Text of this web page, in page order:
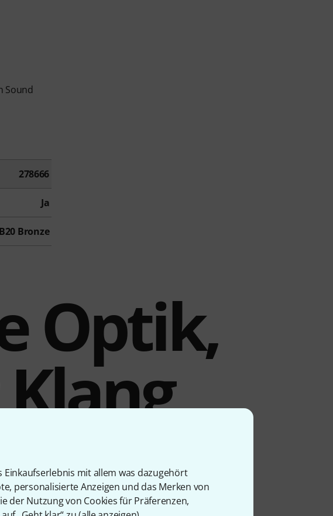
mit allem was dazugehört
personalisierte Anzeigen und das Merken von
der Nutzung von Cookies für Präferenzen,
Sound
278666
Ja
B20 Bronze
Optik,
Jazz und sonstige eher leise
wobei Fertigungsmethoden angewandt
beruhen. Ebenso traditionell